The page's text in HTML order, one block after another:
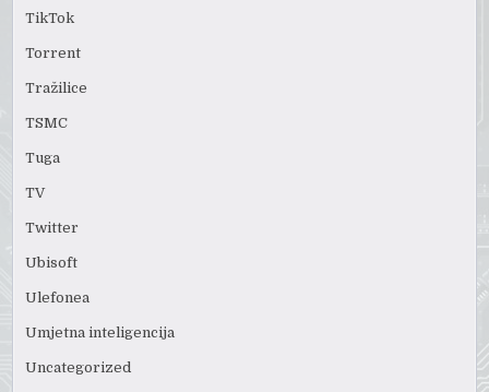
TikTok
Torrent
Tražilice
TSMC
Tuga
TV
Twitter
Ubisoft
Ulefonea
Umjetna inteligencija
Uncategorized